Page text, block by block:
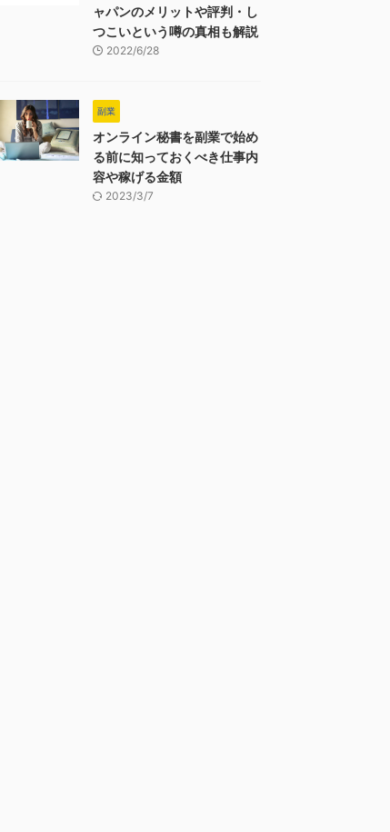
ャパンのメリットや評判・し
つこいという噂の真相も解説
2022/6/28
副業
オンライン秘書を副業で始め
る前に知っておくべき仕事内
容や稼げる金額
2023/3/7